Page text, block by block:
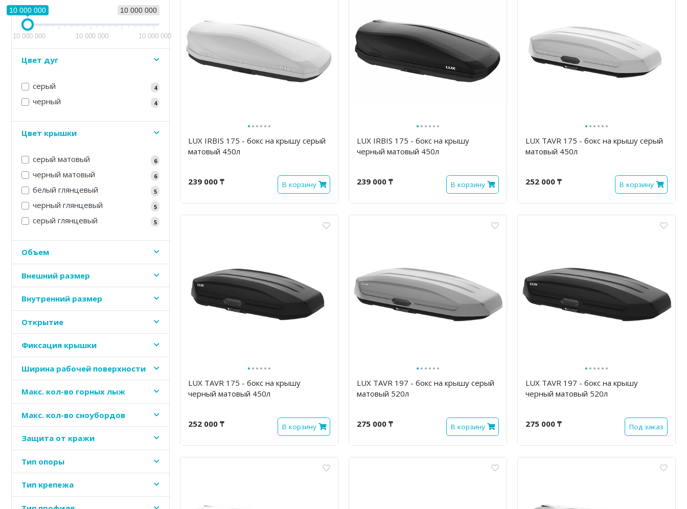
10 000 000
10 000 000
10 000 000 10 000 000 10 000 000
Цвет дуг
серый 4
черный 4
Цвет крышки
серый матовый 6
черный матовый 6
белый глянцевый 5
черный глянцевый 5
серый глянцевый 5
Объем
Внешний размер
Внутренний размер
Открытие
Фиксация крышки
Ширина рабочей поверхности
Макс. кол-во горных лыж
Макс. кол-во сноубордов
Защита от кражи
Тип опоры
Тип крепежа
······
LUX IRBIS 175 - бокс на крышу серый
матовый 450л
239 000 ₸ В корзину
······
LUX IRBIS 175 - бокс на крышу
черный матовый 450л
239 000 ₸ В корзину
······
LUX TAVR 175 - бокс на крышу серый
матовый 450л
252 000 ₸ В корзину
······
LUX TAVR 175 - бокс на крышу
черный матовый 450л
252 000 ₸ В корзину
······
LUX TAVR 197 - бокс на крышу серый
матовый 520л
275 000 ₸ В корзину
······
LUX TAVR 197 - бокс на крышу
черный матовый 520л
275 000 ₸ Под заказ